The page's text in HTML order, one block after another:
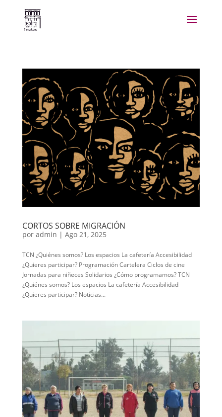
CORTOS SOBRE MIGRACIÓN
por admin | Ago 21, 2025
TCN ¿Quiénes somos? Los espacios La cafetería Accesibilidad
¿Quieres participar? Programación Cartelera Ciclos de cine
Jornadas para niñeces Solidarios ¿Cómo programamos? TCN
¿Quiénes somos? Los espacios La cafetería Accesibilidad
¿Quieres participar? Noticias...